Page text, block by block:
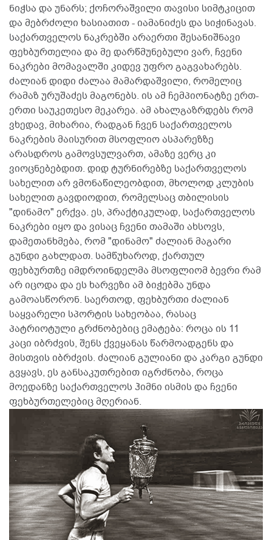
ნიჭსა და უნარს; ქოჩორაშვილი თავისი სიმტკიცით
და მებრძოლი ხასიათით - იამანიძეს და სიჭინავას.
საქართველოს ნაკრებში არაერთი შესანიშნავი
ფეხბურთელია და მე დარწმუნებული ვარ, ჩვენი
ნაკრები მომავალში კიდევ უფრო გაგვახარებს.
ძალიან დიდი ძალაა მამარდაშვილი, რომელიც
რამაზ ურუშაძეს მაგონებს. ის ამ ჩემპიონატზე ერთ-
ერთი საუკეთესო მეკარეა. ამ ახალგაზრდებს რომ
ვხედავ, მიხარია, რადგან ჩვენ საქართველოს
ნაკრების მაისურით მსოფლიო ასპარეზზე
არასდროს გამოვსულვართ, ამაზე ვერც კი
ვიოცნებებდით. დიდ ტურნირებზე საქართველოს
სახელით არ ვმონაწილეობდით, მხოლოდ კლუბის
სახელით გავდიოდით, რომელსაც თბილისის
"დინამო" ერქვა. ეს, პრაქტიკულად, საქართველოს
ნაკრები იყო და ვისაც ჩვენი თამაში ახსოვს,
დამეთანხმება, რომ "დინამო" ძალიან მაგარი
გუნდი გახლდათ. სამწუხაროდ, ქართულ
ფეხბურთზე იმდროინდელმა მსოფლიომ ბევრი რამ
არ იცოდა და ეს ხარვეზი ამ ბიჭებმა უნდა
გამოასწორონ. საერთოდ, ფეხბურთი ძალიან
საყვარელი სპორტის სახეობაა, რასაც
პატრიოტული გრძნობებიც ემატება: როცა ის 11
კაცი იბრძვის, შენს ქვეყანას წარმოადგენს და
მისთვის იბრძვის. ძალიან გულიანი და კარგი გუნდი
გვყავს, ეს განსაკუთრებით იგრძნობა, როცა
მოედანზე საქართველოს ჰიმნი ისმის და ჩვენი
ფეხბურთელებიც მღერიან.